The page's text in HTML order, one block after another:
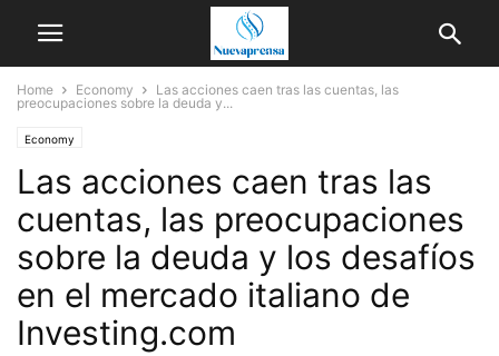
Home Economy
Las acciones caen tras las cuentas, las
preocupaciones sobre la deuda y...
Economy
Las acciones caen tras las
cuentas, las preocupaciones
sobre la deuda y los desafíos
en el mercado italiano de
Investing.com